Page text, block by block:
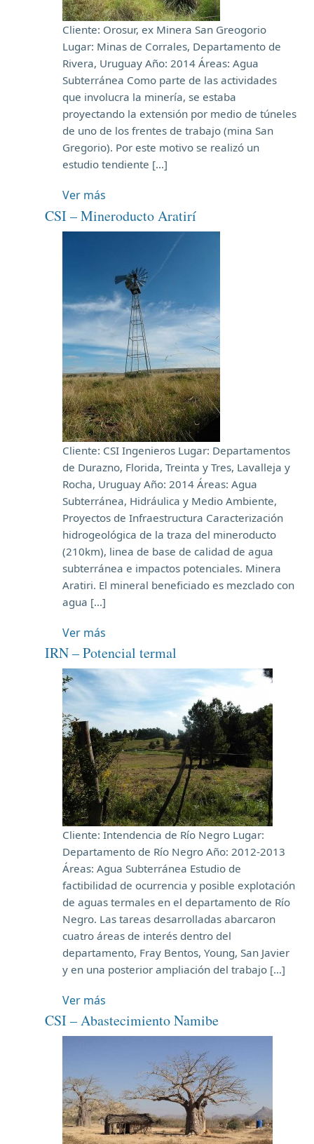
Cliente: Orosur, ex Minera San Greogorio
Lugar: Minas de Corrales, Departamento de
Rivera, Uruguay Año: 2014 Áreas: Agua
Subterránea Como parte de las actividades
que involucra la minería, se estaba
proyectando la extensión por medio de túneles
de uno de los frentes de trabajo (mina San
Gregorio). Por este motivo se realizó un
estudio tendiente […]
Ver más
CSI – Mineroducto Aratirí
Cliente: CSI Ingenieros Lugar: Departamentos
de Durazno, Florida, Treinta y Tres, Lavalleja y
Rocha, Uruguay Año: 2014 Áreas: Agua
Subterránea, Hidráulica y Medio Ambiente,
Proyectos de Infraestructura Caracterización
hidrogeológica de la traza del mineroducto
(210km), linea de base de calidad de agua
subterránea e impactos potenciales. Minera
Aratiri. El mineral beneficiado es mezclado con
agua […]
Ver más
IRN – Potencial termal
Cliente: Intendencia de Río Negro Lugar:
Departamento de Río Negro Año: 2012-2013
Áreas: Agua Subterránea Estudio de
factibilidad de ocurrencia y posible explotación
de aguas termales en el departamento de Río
Negro. Las tareas desarrolladas abarcaron
cuatro áreas de interés dentro del
departamento, Fray Bentos, Young, San Javier
y en una posterior ampliación del trabajo […]
Ver más
CSI – Abastecimiento Namibe